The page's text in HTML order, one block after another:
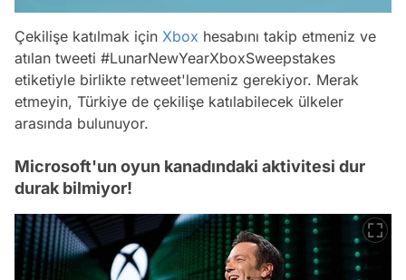
Çekilişe katılmak için Xbox hesabını takip etmeniz ve
atılan tweeti #LunarNewYearXboxSweepstakes
etiketiyle birlikte retweet'lemeniz gerekiyor. Merak
etmeyin, Türkiye de çekilişe katılabilecek ülkeler
arasında bulunuyor.
Microsoft'un oyun kanadındaki aktivitesi dur
durak bilmiyor!